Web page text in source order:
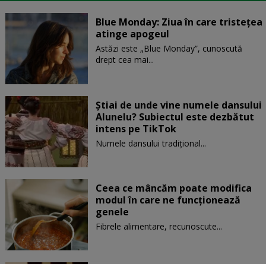
Blue Monday: Ziua în care tristețea
atinge apogeul
Astăzi este „Blue Monday”, cunoscută
drept cea mai...
Știai de unde vine numele dansului
Alunelu? Subiectul este dezbătut
intens pe TikTok
Numele dansului tradițional...
Ceea ce mâncăm poate modifica
modul în care ne funcţionează
genele
Fibrele alimentare, recunoscute...